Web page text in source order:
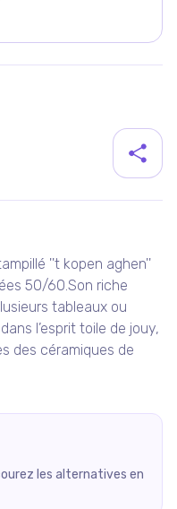
''t kopen aghen''
50/60.Son riche
tableaux ou
l’esprit toile de jouy,
des céramiques de
les alternatives en